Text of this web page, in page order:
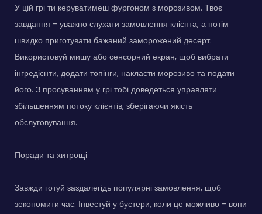
У цій грі ти керуватимеш фургоном з морозивом. Твоє
завдання - уважно слухати замовлення клієнта, а потім
швидко приготувати бажаний заморожений десерт.
Використовуй мишу або сенсорний екран, щоб вибрати
інгредієнти, додати топінги, накласти морозиво та подати
його. З просуванням у грі тобі доведеться управляти
збільшенням потоку клієнтів, зберігаючи якість
обслуговування.
Поради та хитрощі
Завжди готуй заздалегідь популярні замовлення, щоб
зекономити час. Інвестуй у бустери, коли це можливо - вони